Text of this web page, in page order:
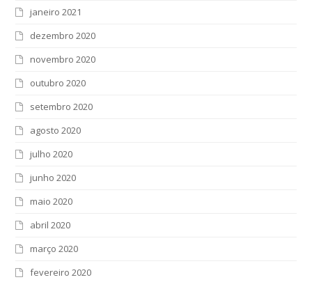
janeiro 2021
dezembro 2020
novembro 2020
outubro 2020
setembro 2020
agosto 2020
julho 2020
junho 2020
maio 2020
abril 2020
março 2020
fevereiro 2020